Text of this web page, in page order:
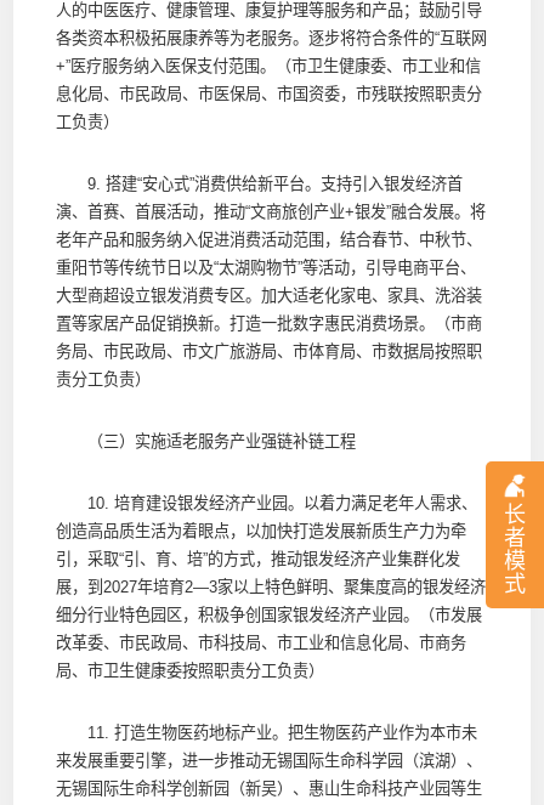
长
者
模
式
人的中医医疗、健康管理、康复护理等服务和产品；鼓励引导
各类资本积极拓展康养等为老服务。逐步将符合条件的“互联网
+”医疗服务纳入医保支付范围。（市卫生健康委、市工业和信
息化局、市民政局、市医保局、市国资委，市残联按照职责分
工负责）
9. 搭建“安心式”消费供给新平台。支持引入银发经济首
演、首赛、首展活动，推动“文商旅创产业+银发”融合发展。将
老年产品和服务纳入促进消费活动范围，结合春节、中秋节、
重阳节等传统节日以及“太湖购物节”等活动，引导电商平台、
大型商超设立银发消费专区。加大适老化家电、家具、洗浴装
置等家居产品促销换新。打造一批数字惠民消费场景。（市商
务局、市民政局、市文广旅游局、市体育局、市数据局按照职
责分工负责）
（三）实施适老服务产业强链补链工程
10. 培育建设银发经济产业园。以着力满足老年人需求、
创造高品质生活为着眼点，以加快打造发展新质生产力为牵
引，采取“引、育、培”的方式，推动银发经济产业集群化发
展，到2027年培育2—3家以上特色鲜明、聚集度高的银发经济
细分行业特色园区，积极争创国家银发经济产业园。（市发展
改革委、市民政局、市科技局、市工业和信息化局、市商务
局、市卫生健康委按照职责分工负责）
11. 打造生物医药地标产业。把生物医药产业作为本市未
来发展重要引擎，进一步推动无锡国际生命科学园（滨湖）、
无锡国际生命科学创新园（新吴）、惠山生命科技产业园等生